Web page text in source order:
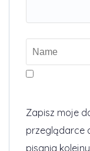
Zapisz moje
przeglądarce
pisania